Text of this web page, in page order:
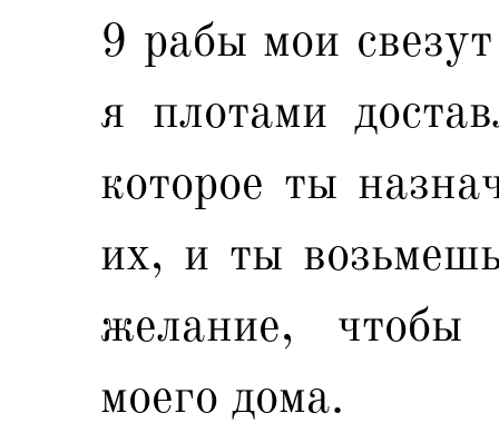
9 рабы мои
я плотами
которое ты
их, и ты
желание, чтобы
моего дома.